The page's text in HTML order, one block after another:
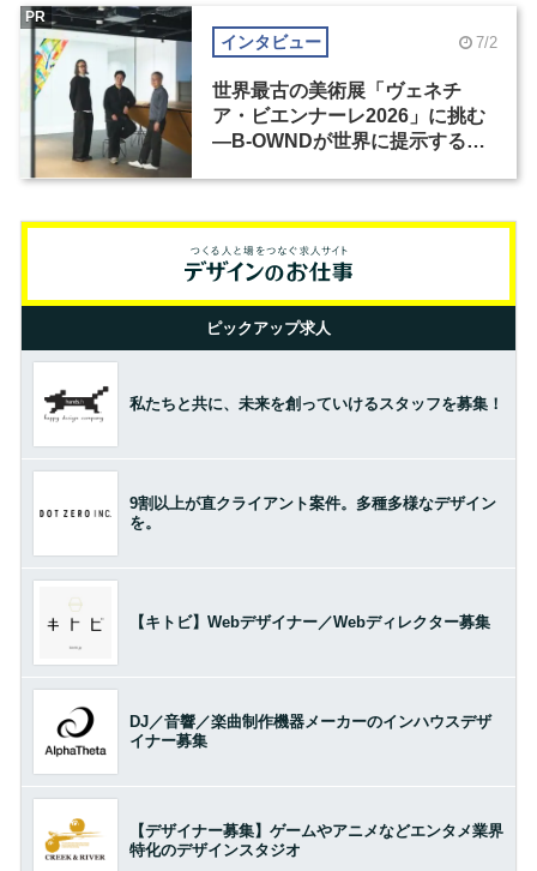
インタビュー 7/2
世界最古の美術展「ヴェネチ
ア・ビエンナーレ2026」に挑む
―B-OWNDが世界に提示する美
PR
ピックアップ求人
私たちと共に、未来を創っていけるスタッフを募集！
9割以上が直クライアント案件。多種多様なデザイン
を。
【キトビ】Webデザイナー／Webディレクター募集
DJ／音響／楽曲制作機器メーカーのインハウスデザ
イナー募集
【デザイナー募集】ゲームやアニメなどエンタメ業界
特化のデザインスタジオ